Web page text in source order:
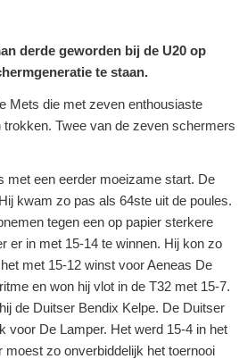
derde geworden bij de U20 op
te staan.
Mets die met zeven enthousiaste
Twee van de zeven schermers
met een eerder moeizame start. De
kwam zo pas als 64ste uit de poules.
tegen een op papier sterkere
er in met 15-14 te winnen. Hij kon zo
met 15-12 winst voor Aeneas De
en won hij vlot in de T32 met 15-7.
de Duitser Bendix Kelpe. De Duitser
voor De Lamper. Het werd 15-4 in het
zo onverbiddelijk het toernooi